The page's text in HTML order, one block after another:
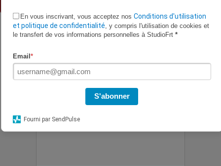
En vous inscrivant, vous acceptez nos Conditions d'utilisation
et politique de confidentialité, y compris l'utilisation de cookies et
le transfert de vos informations personnelles à StudioFrt *
Email *
S'abonner
Fourni par SendPulse